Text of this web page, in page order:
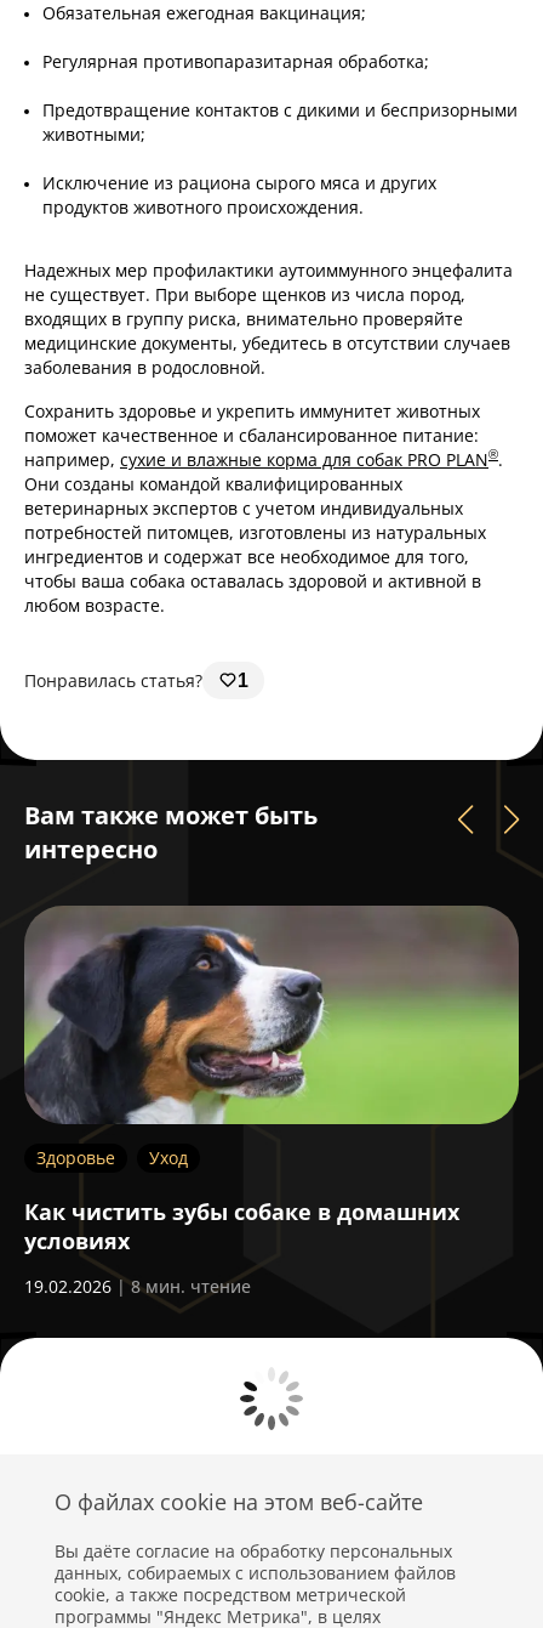
Обязательная ежегодная вакцинация;
Регулярная противопаразитарная обработка;
Предотвращение контактов с дикими и беспризорными
животными;
Исключение из рациона сырого мяса и других
продуктов животного происхождения.
Надежных мер профилактики аутоиммунного энцефалита
не существует. При выборе щенков из числа пород,
входящих в группу риска, внимательно проверяйте
медицинские документы, убедитесь в отсутствии случаев
заболевания в родословной.
Сохранить здоровье и укрепить иммунитет животных
поможет качественное и сбалансированное питание:
например, сухие и влажные корма для собак PRO PLAN®.
Они созданы командой квалифицированных
ветеринарных экспертов с учетом индивидуальных
потребностей питомцев, изготовлены из натуральных
ингредиентов и содержат все необходимое для того,
чтобы ваша собака оставалась здоровой и активной в
любом возрасте.
Понравилась статья? 1
Вам также может быть
интересно
Здоровье Уход
Как чистить зубы собаке в домашних
условиях
19.02.2026 | 8 мин. чтение
О файлах cookie на этом веб-сайте
Вы даёте согласие на обработку персональных
данных, собираемых с использованием файлов
cookie, а также посредством метрической
программы "Яндекс Метрика", в целях